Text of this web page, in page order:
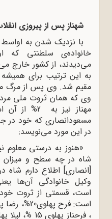
شهناز پس از پیروزی
خانواده‌ی سلطنتی که
می‌دیدند، از کشور خارج
به این ترتیب برای
وی که همان ثروت ملی
مهناز نیز
مسعودانصاری که خود در
در این مورد می‌‌نویسد:
«هنوز به درستی معلوم
شاه در چه سطح و میزان
[انصاری] اطلاع دارم
وکیل خانوادگی آن‌ها
است، قسمتی از ثروت